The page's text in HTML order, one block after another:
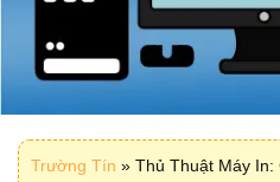
Trường Tín » Thủ Thuật Máy